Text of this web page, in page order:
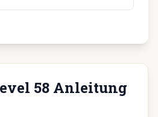
58 Anleitung